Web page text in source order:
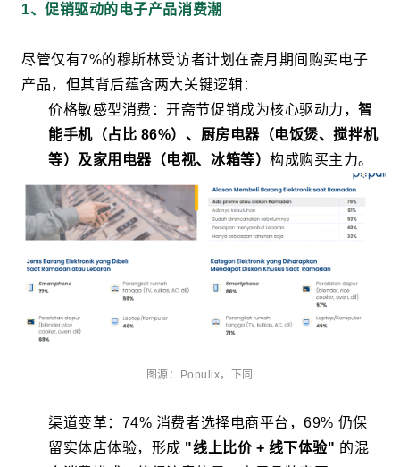
1、促销驱动的电子产品消费潮
尽管仅有7%的穆斯林受访者计划在斋月期间购买电子
产品，但其背后蕴含两大关键逻辑：
价格敏感型消费：开斋节促销成为核心驱动力，智
能手机（占比 86%）、厨房电器（电饭煲、搅拌机
等）及家用电器（电视、冰箱等）构成购买主力。
图源： Populix，下同
渠道变革：74% 消费者选择电商平台，69% 仍保
留实体店体验，形成 "线上比价 + 线下体验" 的混